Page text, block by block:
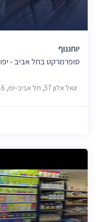
יוחננוף
סופרמרקט בתל אביב - יפו
יגאל אלון 57, תל אביב-יפו, 6789116